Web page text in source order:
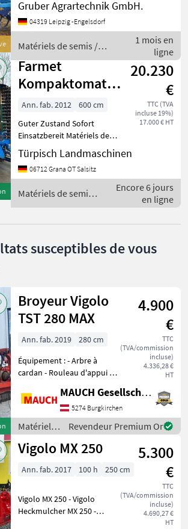
serienmäßiger Ausstattung
- Anhängung Kat. III -
Zinken - Zahnschlepp
Gruber Agrartechnik GmbH.
04319 Leipzig -Engelsdorf
Matériels de semis /
Farmet
1 mois en
ligne
Farmet
Kompaktomat K
600 PS
20.230
€
TTC (TVA
incluse 19%)
17.000 € HT
Ann. fab. 2012
600 cm
Guter Zustand Sofort
Einsatzbereit Matériels de
semis Combinés de
préparation de sol
Türpisch Landmaschinen
06712 Grana OT Salsitz
Matériels de semis
/ Farmet
Encore 6 jours
en ligne
susceptibles de vous
Broyeur Vigolo
TST 280 MAX
4.900
€
TTC
(TVA/commission
incluse)
4.336,28 €
HT
Ann. fab. 2019
280 cm
Équipement : - Arbre à
cardan - Rouleau d'appui -
Attelage arrière - Double
carter - Déport latéral
hydraulique - Lame de
contre-coupe suppl
MAUCH Gesellschaft m.b.H. & Co.KG
5274 Burgkirchen
Matériels
de semis /
Vigolo
Revendeur Premium Or
Vigolo MX 250
5.300
€
TTC
(TVA/commission
incluse)
4.690,27 €
HT
Ann. fab. 2017 100 h 250 cm
Vigolo MX 250 - Vigolo
Heckmulcher MX 250 -